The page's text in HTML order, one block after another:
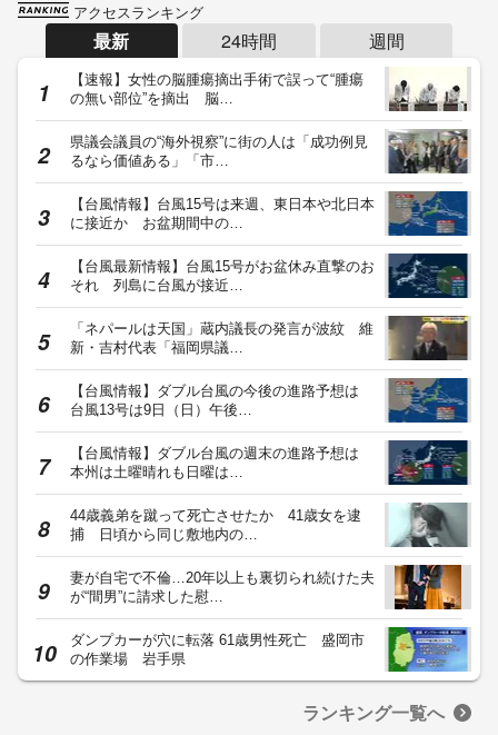
アクセスランキング
最新 24時間 週間
【速報】女性の脳腫瘍摘出手術で誤って“腫瘍
の無い部位”を摘出 脳…
県議会議員の“海外視察”に街の人は「成功例見
るなら価値ある」「市…
【台風情報】台風15号は来週、東日本や北日本
に接近か お盆期間中の…
【台風最新情報】台風15号がお盆休み直撃のお
それ 列島に台風が接近…
「ネパールは天国」蔵内議長の発言が波紋 維
新・吉村代表「福岡県議…
【台風情報】ダブル台風の今後の進路予想は
台風13号は9日（日）午後…
【台風情報】ダブル台風の週末の進路予想は
本州は土曜晴れも日曜は…
44歳義弟を蹴って死亡させたか 41歳女を逮
捕 日頃から同じ敷地内の…
妻が自宅で不倫…20年以上も裏切られ続けた夫
が“間男”に請求した慰…
ダンプカーが穴に転落 61歳男性死亡 盛岡市
の作業場 岩手県
ランキング一覧へ